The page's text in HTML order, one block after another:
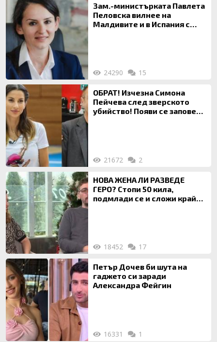
Зам.-министърката Павлета
Пеловска вилнее на
Малдивите и в Испания с
24290 15
ОБРАТ! Изчезна Симона
Пейчева след зверското
убийство! Появи се заповед
21672 2
НОВА ЖЕНА ЛИ РАЗВЕДЕ
ГЕРО? Стопи 50 кила,
подмлади се и сложи край
18452 17
Петър Дочев би шута на
гаджето си заради
Александра Фейгин
16331 1